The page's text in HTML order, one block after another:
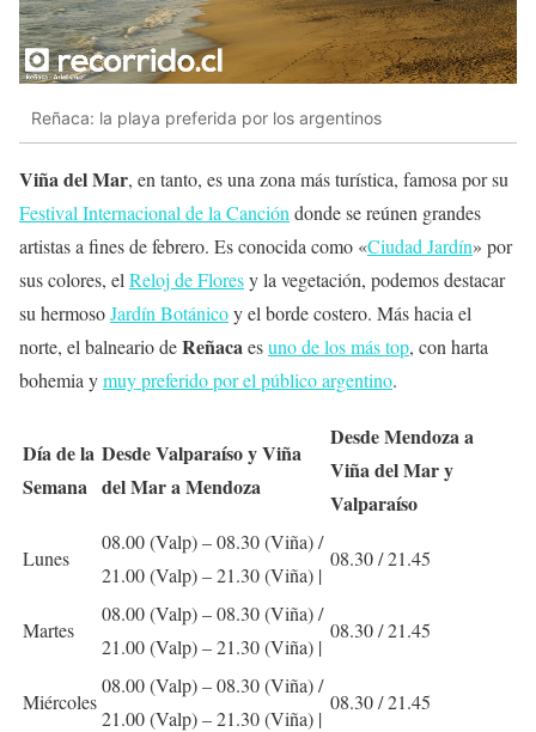
Reñaca: la playa preferida por los argentinos
Viña del Mar, en tanto, es una zona más turística, famosa por su
Festival Internacional de la Canción donde se reúnen grandes
artistas a fines de febrero. Es conocida como «Ciudad Jardín» por
sus colores, el Reloj de Floresy la vegetación, podemos destacar
su hermosoJardín Botánicoy el borde costero. Más hacia el
norte, el balneario deReñacaesuno de los más top, con harta
bohemia ymuy preferido por el público argentino.
Día de la
Semana
Desde Valparaíso y Viña
del Mar a Mendoza
Desde Mendoza a
Viña del Mar y
Valparaíso
Lunes
08.00 (Valp) – 08.30 (Viña) /
21.00 (Valp)– 21.30 (Viña) |
08.30/ 21.45
Martes
08.00(Valp) –08.30(Viña) /
21.00 (Valp)– 21.30 (Viña) |
08.30 / 21.45
Miércoles
08.00 (Valp) – 08.30 (Viña) /
21.00 (Valp)– 21.30 (Viña) |
08.30/ 21.45